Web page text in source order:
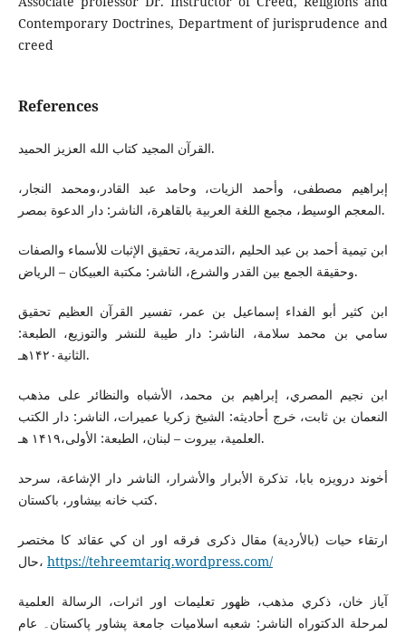
Contemporary Doctrines, Department of jurisprudence and
creed
References
القرآن المجيد كتاب الله العزيز الحميد.
إبراهيم مصطفى، وأحمد الزيات، وحامد عبد القادر،ومحمد النجار،
المعجم الوسيط، مجمع اللغة العربية بالقاهرة، الناشر: دار الدعوة بمصر.
ابن تيمية أحمد بن عبد الحليم ،التدمرية، تحقيق الإثبات للأسماء والصفات
وحقيقة الجمع بين القدر والشرع، الناشر: مكتبة العبيكان – الرياض.
ابن كثير أبو الفداء إسماعيل بن عمر، تفسير القرآن العظيم تحقيق
سامي بن محمد سلامة، الناشر: دار طيبة للنشر والتوزيع، الطبعة:
الثانية۱۴۲۰هـ.
ابن نجيم المصري، إبراهيم بن محمد، الأشباه والنظائر علی م‍ذهب
النعمان بن ثابت، خرج أحاديثه: الشيخ زكريا عميرات، الناشر: دار الكتب
العلمية، بيروت – لبنان، الطبعة: الأولى،۱۴۱۹ هـ.
أخوند درويزه بابا، تذكرة الأبرار والأشرار، الناشر دار الإشاعة، سرحد
كتب خانه بيشاور، باكستان.
ارتقاء حيات (بالأردية) مقال ذكرى فرقه اور ان كي عقائد كا مختصر
حال، https://tehreemtariq.wordpress.com/
آیاز خان، ذكري مذهب، ظهور تعليمات اور اثرات، الرسالة العلمية
لمرحلة الدكتوراه الناشر: شعبه اسلامیات جامعة پشاور پاکستان۔ عام